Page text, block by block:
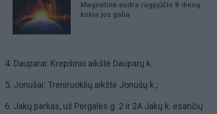
Magnetinė audra rugpjūčio 8 dieną:
kokia jos galia
4. Dauparai: Krepšinio aikštė Dauparų k.
5. Jonušai: Treniruoklių aikštė Jonušų k.;
6. Jakų parkas, už Pergalės g. 2 ir 2A Jakų k. esančių